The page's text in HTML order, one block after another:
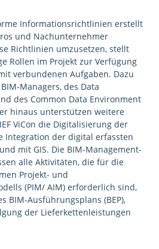
Informationsrichtlinien erstellt
und Nachunternehmer
Richtlinien umzusetzen, stellt
Rollen im Projekt zur Verfügung
verbundenen Aufgaben. Dazu
Managers, des Data
des Common Data Environment
hinaus unterstützen weitere
ViCon die Digitalisierung der
Integration der digital erfassten
mit GIS. Die BIM-Management-
alle Aktivitäten, die für die
Projekt- und
(PIM/ AIM) erforderlich sind,
BIM-Ausführungsplans (BEP),
der Lieferkettenleistungen